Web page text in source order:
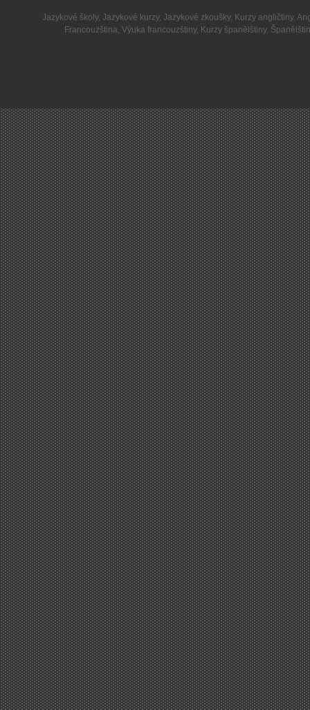
Jazykové školy, Jazykové kurzy, Jazykové zkoušky, Kurzy angličtiny,
Francouzština,Výuka francouzštiny, Kurzy španělštiny,